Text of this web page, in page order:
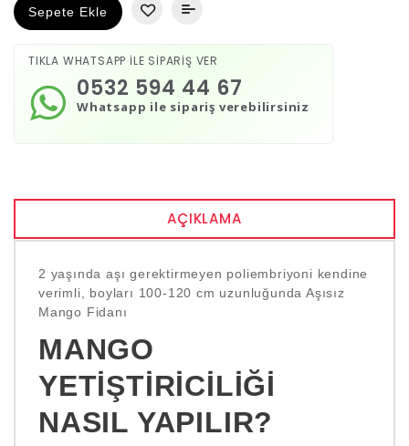
Sepete Ekle
TIKLA WHATSAPP İLE SİPARİŞ VER
Whatsapp ile sipariş verebilirsiniz
0532 594 44 67
AÇIKLAMA
2 yaşında aşı gerektirmeyen poliembriyoni kendine
verimli, boyları 100-120 cm uzunluğunda Aşısız
Mango Fidanı
MANGO
YETIŞTIRICILIĞI
NASIL YAPILIR?